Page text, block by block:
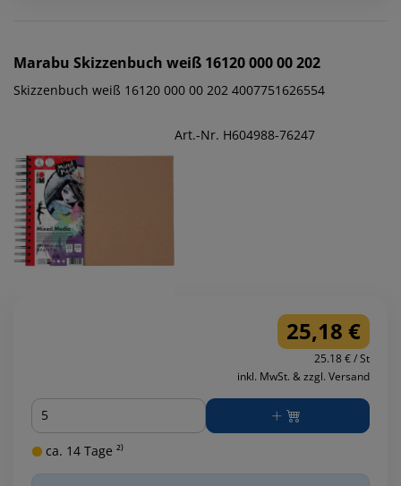
Marabu Skizzenbuch weiß 16120 000 00 202
Skizzenbuch weiß 16120 000 00 202 4007751626554
Art.-Nr. H604988-76247
25,18 €
25.18 € / St
inkl. MwSt. & zzgl. Versand
Menge
ca. 14 Tage ²⁾